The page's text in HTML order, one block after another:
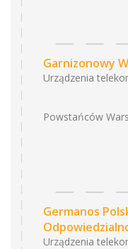
Garnizonowy
Urządzenia
Powstańców
Germanos
Urządzenia